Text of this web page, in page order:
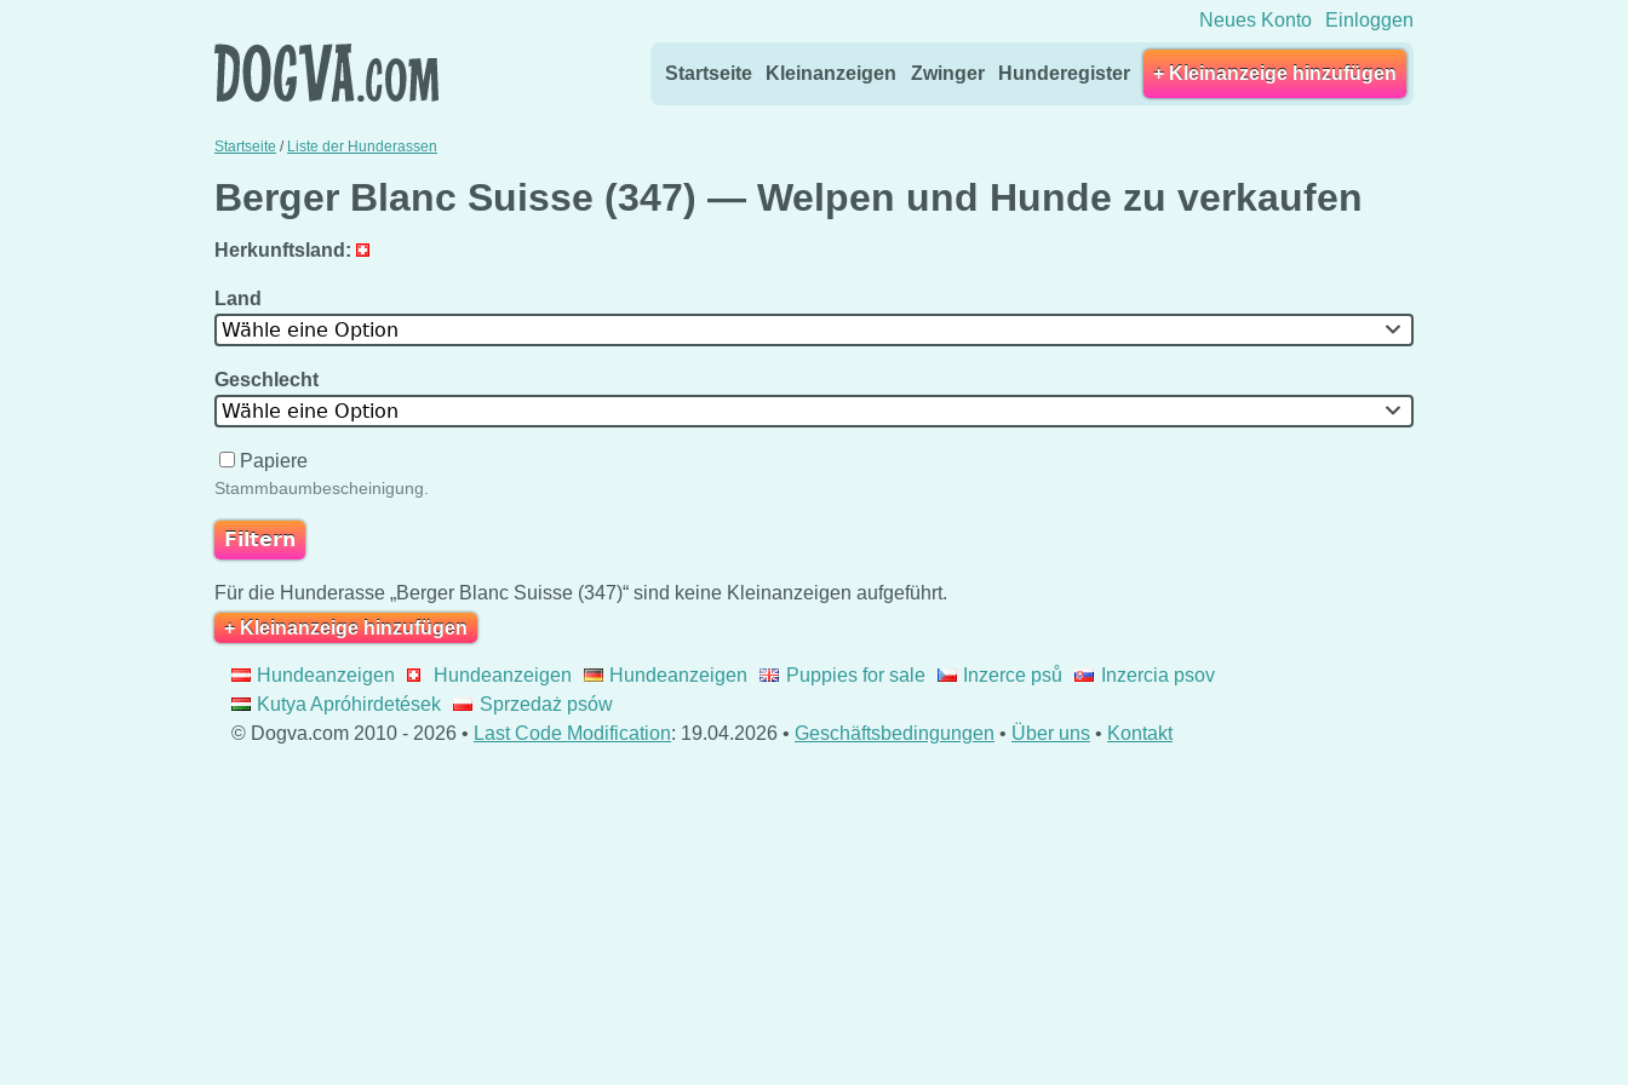
Neues Konto Einloggen
Startseite Kleinanzeigen Zwinger Hunderegister + Kleinanzeige hinzufügen
Startseite / Liste der Hunderassen
Berger Blanc Suisse (347) — Welpen und Hunde zu verkaufen
Herkunftsland:
Land
Wähle eine Option
Geschlecht
Wähle eine Option
Papiere
Stammbaumbescheinigung.
Für die Hunderasse „Berger Blanc Suisse (347)“ sind keine Kleinanzeigen aufgeführt.
+ Kleinanzeige hinzufügen
Hundeanzeigen Hundeanzeigen Hundeanzeigen Puppies for sale Inzerce psů
Inzercia psov
Kutya Apróhirdetések
Sprzedaż psów
© Dogva.com 2010 - 2026 • Last Code Modification: 19.04.2026 • Geschäftsbedingungen • Über uns • Kontakt